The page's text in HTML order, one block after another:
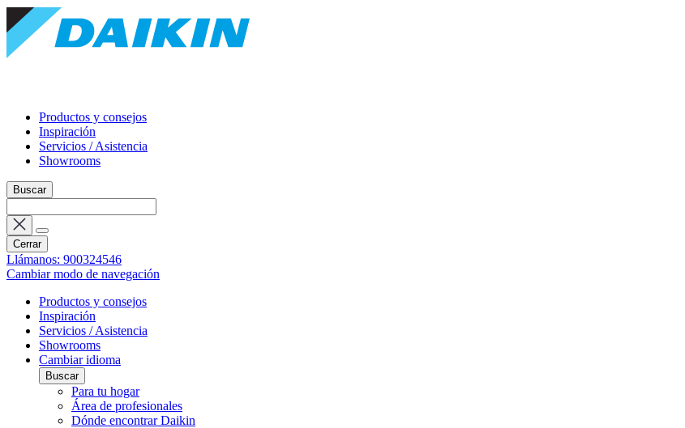
Productos y consejos
Inspiración
Servicios / Asistencia
Showrooms
Buscar
Cerrar
Llámanos: 900324546
Cambiar modo de navegación
Productos y consejos
Inspiración
Servicios / Asistencia
Showrooms
Cambiar idioma
Buscar
Para tu hogar
Área de profesionales
Dónde encontrar Daikin